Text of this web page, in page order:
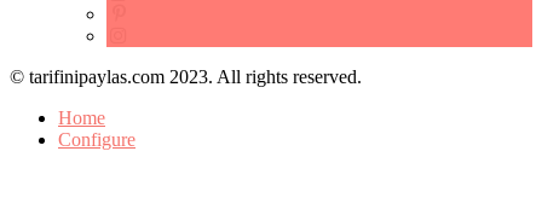
© tarifinipaylas.com 2023. All rights reserved.
Home
Configure